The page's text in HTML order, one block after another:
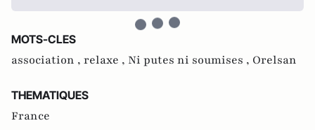
MOTS-CLES
association , relaxe , Ni putes ni soumises , Orelsan
THEMATIQUES
France